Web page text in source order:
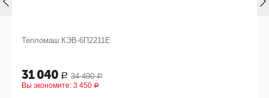
Тепломаш КЭВ-6П2211Е
31 040 Р 34 490 Р
Вы экономите: 3 450 Р